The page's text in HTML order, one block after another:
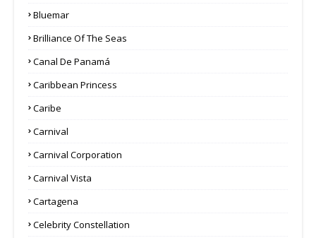
Bluemar
Brilliance Of The Seas
Canal De Panamá
Caribbean Princess
Caribe
Carnival
Carnival Corporation
Carnival Vista
Cartagena
Celebrity Constellation